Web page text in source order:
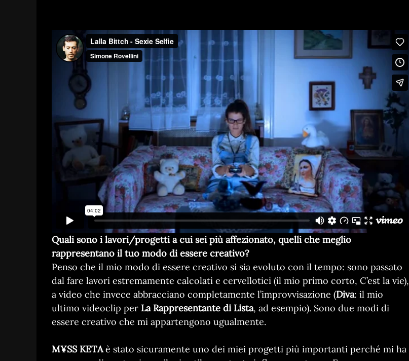
Quali sono i lavori/progetti a cui sei più affezionato, quelli che meglio
rappresentano il tuo modo di essere creativo?
Penso che il mio modo di essere creativo si sia evoluto con il tempo: sono passato
dal fare lavori estremamente calcolati e cervellotici (il mio primo corto, C’est la vie),
a video che invece abbracciano completamente l’improvvisazione (Diva: il mio
ultimo videoclip per La Rappresentante di Lista, ad esempio). Sono due modi di
essere creativo che mi appartengono ugualmente.
M¥SS KETAè stato sicuramente uno dei miei progetti più importanti perché mi ha